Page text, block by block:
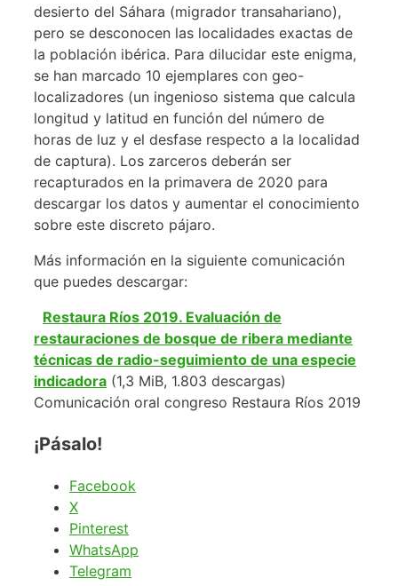
desierto del Sáhara (migrador transahariano),
pero se desconocen las localidades exactas de
la población ibérica. Para dilucidar este enigma,
se han marcado 10 ejemplares con geo-
localizadores (un ingenioso sistema que calcula
longitud y latitud en función del número de
horas de luz y el desfase respecto a la localidad
de captura). Los zarceros deberán ser
recapturados en la primavera de 2020 para
descargar los datos y aumentar el conocimiento
sobre este discreto pájaro.
Más información en la siguiente comunicación
que puedes descargar:
Restaura Ríos 2019. Evaluación de
restauraciones de bosque de ribera mediante
técnicas de radio-seguimiento de una especie
indicadora (1,3 MiB, 1.803 descargas)
Comunicación oral congreso Restaura Ríos 2019
¡Pásalo!
Facebook
X
Pinterest
WhatsApp
Telegram